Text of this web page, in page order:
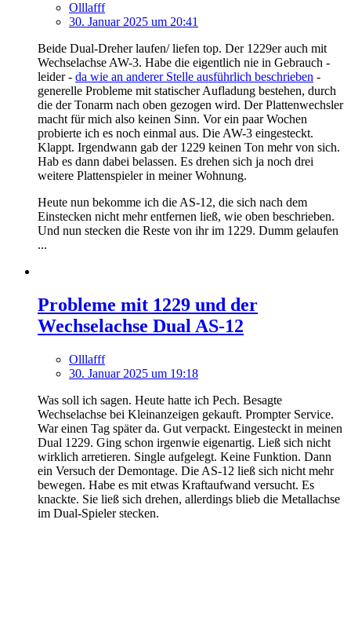
Olllafff
30. Januar 2025 um 20:41
Beide Dual-Dreher laufen/ liefen top. Der 1229er auch mit
Wechselachse AW-3. Habe die eigentlich nie in Gebrauch -
leider - da wie an anderer Stelle ausführlich beschrieben -
generelle Probleme mit statischer Aufladung bestehen, durch
die der Tonarm nach oben gezogen wird. Der Plattenwechsler
macht für mich also keinen Sinn. Vor ein paar Wochen
probierte ich es noch einmal aus. Die AW-3 eingesteckt.
Klappt. Irgendwann gab der 1229 keinen Ton mehr von sich.
Hab es dann dabei belassen. Es drehen sich ja noch drei
weitere Plattenspieler in meiner Wohnung.
Heute nun bekomme ich die AS-12, die sich nach dem
Einstecken nicht mehr entfernen ließ, wie oben beschrieben.
Und nun stecken die Reste von ihr im 1229. Dumm gelaufen
...
Probleme mit 1229 und der
Wechselachse Dual AS-12
Olllafff
30. Januar 2025 um 19:18
Was soll ich sagen. Heute hatte ich Pech. Besagte
Wechselachse bei Kleinanzeigen gekauft. Prompter Service.
War einen Tag später da. Gut verpackt. Eingesteckt in meinen
Dual 1229. Ging schon irgenwie eigenartig. Ließ sich nicht
wirklich arretieren. Single aufgelegt. Keine Funktion. Dann
ein Versuch der Demontage. Die AS-12 ließ sich nicht mehr
bewegen. Habe es mit etwas Kraftaufwand versucht. Es
knackte. Sie ließ sich drehen, allerdings blieb die Metallachse
im Dual-Spieler stecken.